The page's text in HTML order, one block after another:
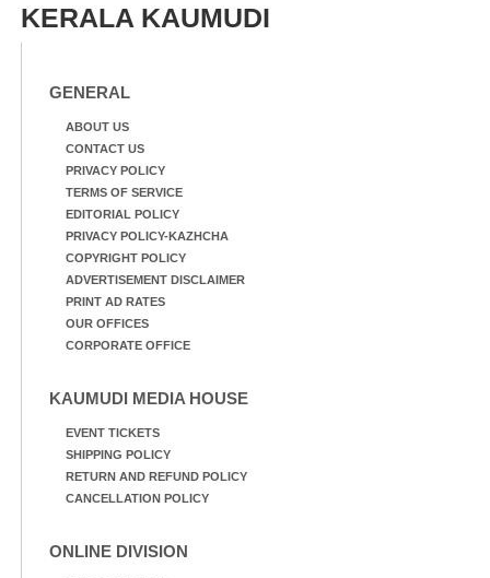
വെള്ളത്തിലൂടെ
KERALA KAUMUDI
GENERAL
ABOUT US
CONTACT US
PRIVACY POLICY
TERMS OF SERVICE
EDITORIAL POLICY
PRIVACY POLICY-KAZHCHA
COPYRIGHT POLICY
ADVERTISEMENT DISCLAIMER
PRINT AD RATES
OUR OFFICES
CORPORATE OFFICE
KAUMUDI MEDIA HOUSE
EVENT TICKETS
SHIPPING POLICY
RETURN AND REFUND POLICY
CANCELLATION POLICY
ONLINE DIVISION